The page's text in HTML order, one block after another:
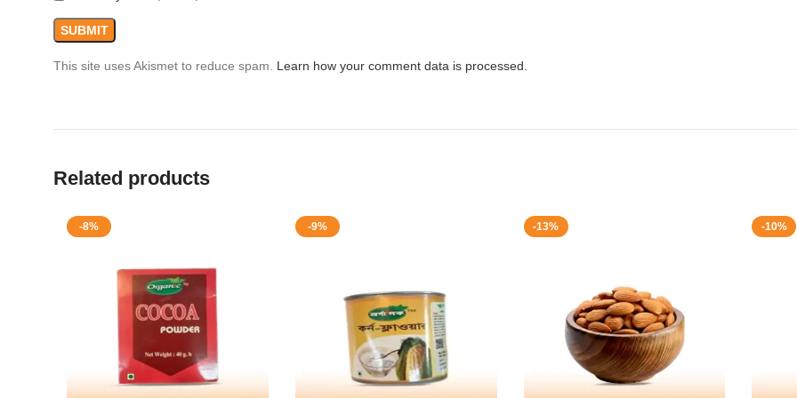
This site uses Akismet to reduce spam. Learn how your comment data is processed.
Related products
-8% -9% -13% -10%